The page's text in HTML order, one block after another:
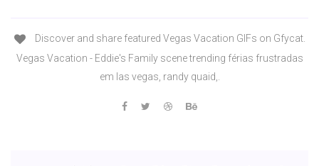
Discover and share featured Vegas Vacation GIFs on Gfycat.
Vegas Vacation - Eddie's Family scene trending férias frustradas
em las vegas, randy quaid,.